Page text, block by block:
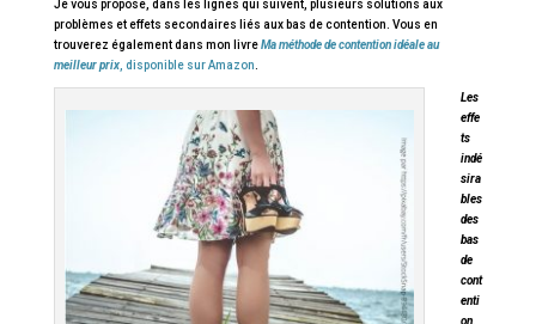
Je vous propose, dans les lignes qui suivent, plusieurs solutions aux
problèmes et effets secondaires liés aux bas de contention. Vous en
trouverez également dans mon livreMa méthode de contention idéale au
meilleur prix, disponible sur Amazon
Les
effe
ts
indé
sira
bles
des
bas
de
cont
enti
on,